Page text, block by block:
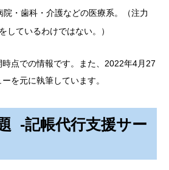
院・歯科・介護などの医療系。（注力
しているわけではない。）
点での情報です。また、2022年4月27
を元に執筆しています。
-記帳代行支援サー